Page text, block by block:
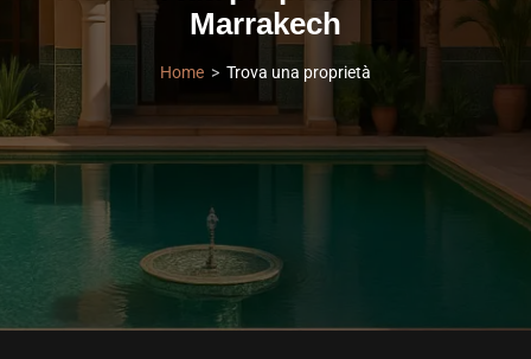
Marrakech
Home Trova una proprietà